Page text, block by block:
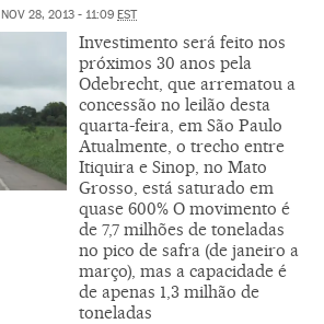
NOV 28, 2013 - 11:09 EST
Investimento será feito nos
próximos 30 anos pela
Odebrecht, que arrematou a
concessão no leilão desta
quarta-feira, em São Paulo
Atualmente, o trecho entre
Itiquira e Sinop, no Mato
Grosso, está saturado em
quase 600% O movimento é
de 7,7 milhões de toneladas
no pico de safra (de janeiro a
março), mas a capacidade é
de apenas 1,3 milhão de
toneladas